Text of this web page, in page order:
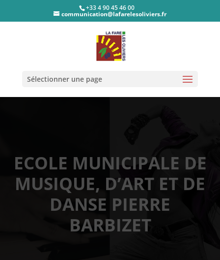
+33 4 90 45 46 00
communication@lafarelesoliviers.fr
Sélectionner une page
ECOLE MUNICIPALE DE
MUSIQUE, D’ART ET DE
DANSE PIERRE
BARBIZET